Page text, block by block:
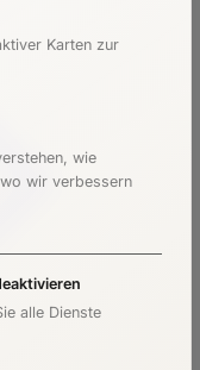
Karten zur
wie
wir verbessern
alle Dienste